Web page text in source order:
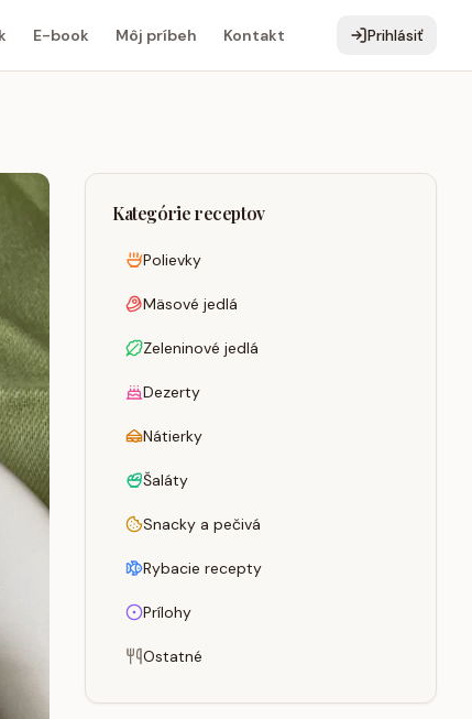
E-book Môj príbeh Kontakt Prihlásiť
Kategórie receptov
Polievky
Mäsové jedlá
Zeleninové jedlá
Dezerty
Nátierky
Šaláty
Snacky a pečivá
Rybacie recepty
Prílohy
Ostatné